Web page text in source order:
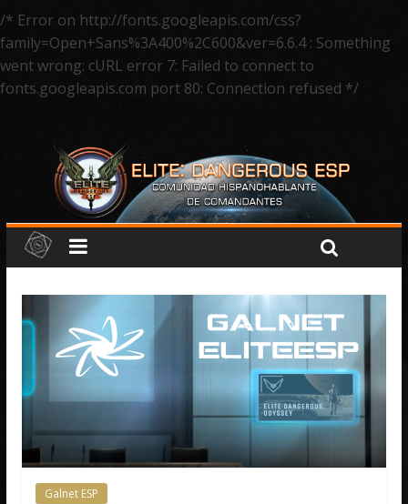
/* Error on http://fonts.googleapis.com/css?
family=Open+Sans%3A400%2C600&ver=6.6.4 : Something
went wrong: cURL error 7: Failed to connect to
fonts.googleapis.com port 80: Connection refused */
Galnet ESP